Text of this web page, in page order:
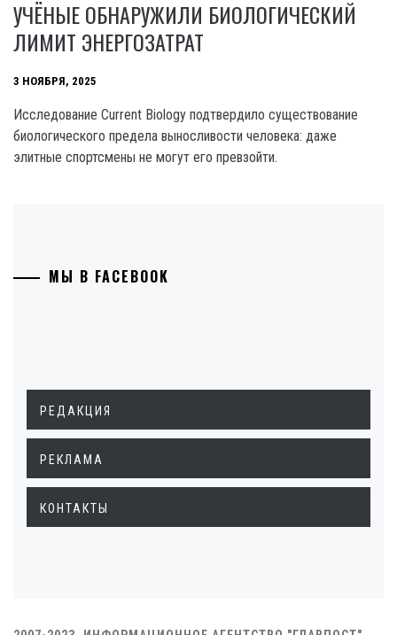
УЧЁНЫЕ ОБНАРУЖИЛИ БИОЛОГИЧЕСКИЙ
ЛИМИТ ЭНЕРГОЗАТРАТ
3 НОЯБРЯ, 2025
Исследование Current Biology подтвердило существование
биологического предела выносливости человека: даже
элитные спортсмены не могут его превзойти.
МЫ В FACEBOOK
РЕДАКЦИЯ
РЕКЛАМА
КОНТАКТЫ